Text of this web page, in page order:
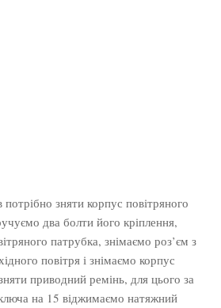
зняти корпус повітряного
два болти його кріплення,
патрубка, знімаємо роз’єм з
повітря і знімаємо корпус
приводний ремінь, для цього за
на 15 віджимаємо натяжний